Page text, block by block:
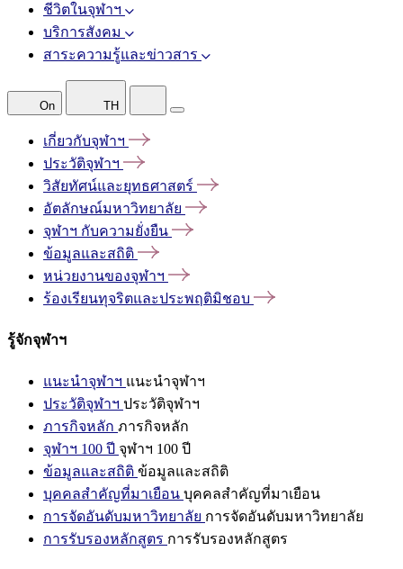
ชีวิตในจุฬาฯ
บริการสังคม
สาระความรู้และข่าวสาร
On TH
เกี่ยวกับจุฬาฯ
ประวัติจุฬาฯ
วิสัยทัศน์และยุทธศาสตร์
อัตลักษณ์มหาวิทยาลัย
จุฬาฯ กับความยั่งยืน
ข้อมูลและสถิติ
หน่วยงานของจุฬาฯ
ร้องเรียนทุจริตและประพฤติมิชอบ
รู้จักจุฬาฯ
แนะนำจุฬาฯ แนะนำจุฬาฯ
ประวัติจุฬาฯ ประวัติจุฬาฯ
ภารกิจหลัก ภารกิจหลัก
จุฬาฯ 100 ปี จุฬาฯ 100 ปี
ข้อมูลและสถิติ ข้อมูลและสถิติ
บุคคลสำคัญที่มาเยือน บุคคลสำคัญที่มาเยือน
การจัดอันดับมหาวิทยาลัย การจัดอันดับมหาวิทยาลัย
การรับรองหลักสูตร การรับรองหลักสูตร